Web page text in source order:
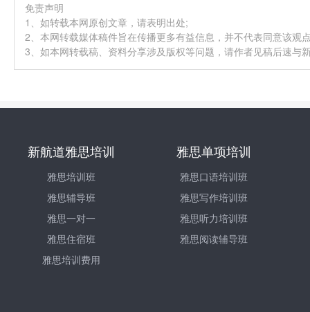
免责声明
1、如转载本网原创文章，请表明出处;
2、本网转载媒体稿件旨在传播更多有益信息，并不代表同意该观
3、如本网转载稿、资料分享涉及版权等问题，请作者见稿后速
新航道雅思培训
雅思培训班
雅思辅导班
雅思一对一
雅思住宿班
雅思培训费用
雅思单项培训
雅思口语培训班
雅思写作培训班
雅思听力培训班
雅思阅读辅导班